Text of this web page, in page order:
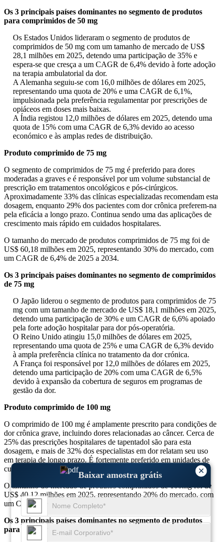
×
Baixar amostra grátis
Os 3 principais países dominantes no segmento de produtos
para comprimidos de 50 mg
Os Estados Unidos lideraram o segmento de produtos de
comprimidos de 50 mg com um tamanho de mercado de US$
28,1 milhões em 2025, detendo uma participação de 35% e
espera-se que cresça a um CAGR de 6,4% devido à forte adoção
na terapia ambulatorial da dor.
A Alemanha seguiu-se com 16,0 milhões de dólares em 2025,
representando uma quota de 20% e uma CAGR de 6,1%,
impulsionada pela preferência regulamentar por prescrições de
opiáceos em doses mais baixas.
A Índia registou 12,0 milhões de dólares em 2025, detendo uma
quota de 15% com uma CAGR de 6,3% devido ao acesso
económico e às amplas redes de distribuição.
Produto comprimido de 75 mg
O segmento de comprimidos de 75 mg é preferido para dores
moderadas a graves e é responsável por um volume substancial de
prescrição em tratamentos oncológicos e pós-cirúrgicos.
Aproximadamente 33% das clínicas especializadas recomendam esta
dosagem, enquanto 29% dos pacientes com dor crônica preferem-na
pela eficácia a longo prazo. Continua sendo uma das aplicações de
crescimento mais rápido em cuidados hospitalares.
O tamanho do mercado de produtos comprimidos de 75 mg foi de
US$ 60,18 milhões em 2025, representando 30% do mercado, com
um CAGR de 6,4% de 2025 a 2034.
Os 3 principais países dominantes no segmento de comprimidos
de 75 mg
O Japão liderou o segmento de produtos para comprimidos de 75
mg com um tamanho de mercado de US$ 18,1 milhões em 2025,
detendo uma participação de 30% e um CAGR de 6,6% apoiado
pela forte adoção hospitalar para dor pós-operatória.
O Reino Unido atingiu 15,0 milhões de dólares em 2025,
representando uma quota de 25% e uma CAGR de 6,3% devido
à ampla preferência clínica no tratamento da dor crónica.
A França foi responsável por 12,0 milhões de dólares em 2025,
detendo uma participação de 20% com uma CAGR de 6,5%
devido à expansão da cobertura de seguros em programas de
gestão da dor.
Produto comprimido de 100 mg
O comprimido de 100 mg é amplamente prescrito para condições de
dor crônica grave, incluindo dores relacionadas ao câncer. Cerca de
25% das prescrições hospitalares de tapentadol são para esta
dosagem, e mais de 32% dos especialistas em dor relatam seu uso
em terapia de longo prazo. É fortemente preferido em unidades de
cuidados de alta intensidade e centros de oncologia.
O tamanho do mercado de produtos comprimidos de 100mg foi de
US$ 40,12 milhões em 2025, representando 20% do mercado, com
um CAGR de 6,5% de 2025 a 2034.
Os 3 principais países dominantes no segmento de produtos
para comprimidos de 100 mg